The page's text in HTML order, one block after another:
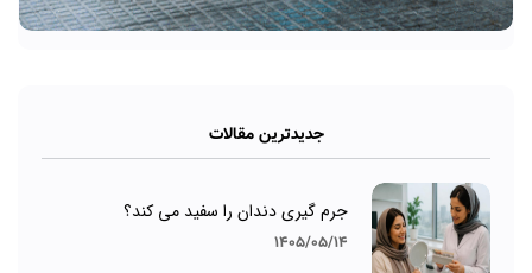
جدیدترین مقالات
جرم گیری دندان را سفید می کند؟
1405/05/14